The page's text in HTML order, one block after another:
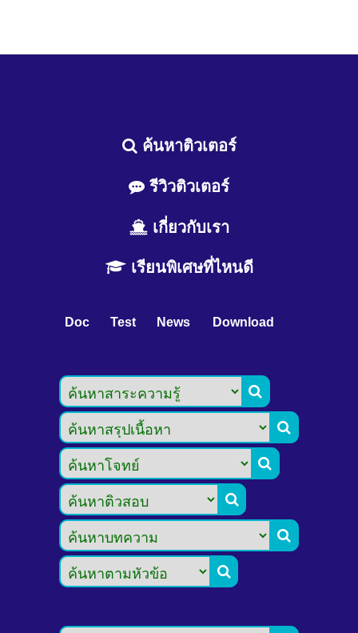
ค้นหาติวเตอร์
รีวิวติวเตอร์
เกี่ยวกับเรา
เรียนพิเศษที่ไหนดี
Doc Test News Download





